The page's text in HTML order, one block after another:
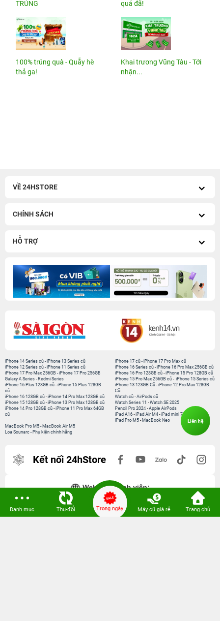
TRÚNG
quá đã!
100% trúng quà - Quẫy hè
thả ga!
Khai trương Vũng Tàu - Tới
nhận...
VỀ 24HSTORE
CHÍNH SÁCH
HỖ TRỢ
iPhone 14 Series cũ -iPhone 13 Series cũ
iPhone 12 Series cũ -iPhone 11 Series cũ
iPhone 17 Pro Max 256GB -iPhone 17 Pro 256GB
Galaxy A Series - Redmi Series
iPhone 17 cũ -iPhone 17 Pro Max cũ
iPhone 16 Series cũ - iPhone 16 Pro Max 256GB cũ
iPhone 16 Pro 128GB cũ -iPhone 15 Pro 128GB cũ
iPhone 15 Pro Max 256GB cũ - iPhone 15 Series cũ
iPhone 16 Plus 128GB cũ -iPhone 15 Plus 128GB
cũ
iPhone 16 128GB cũ -iPhone 14 Pro Max 128GB cũ
iPhone 15 128GB cũ -iPhone 13 Pro Max 128GB cũ
iPhone 14 Pro 128GB cũ -iPhone 11 Pro Max 64GB
cũ
iPhone 13 128GB Cũ -iPhone 12 Pro Max 128GB
Cũ
Watch cũ -AirPods cũ
Watch Series 11 -Watch SE 2025
Pencil Pro 2024 -Apple AirPods
iPad A16 -iPad Air M4 -iPad mini 7
iPad Pro M5 - MacBook Neo
MacBook Pro M5 - MacBook Air M5
Loa Sounarc - Phụ kiện chính hãng
Kết nối 24hStore
Website thành viên:
Bệnh Viện Điện Thoại, Laptop 24h
Danh mục Thu-đổi Trong ngày Máy cũ giá rẻ Trang chủ
Liên hệ